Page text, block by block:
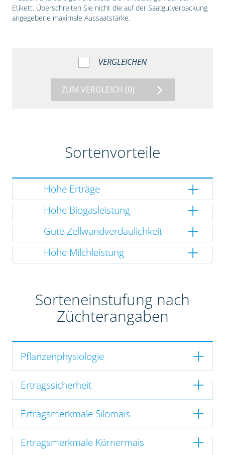
Etikett. Überschreiten Sie nicht die auf der Saatgutverpackung
angegebene maximale Aussaatstärke.
VERGLEICHEN
ZUM VERGLEICH (0)
Sortenvorteile
Hohe Erträge
Hohe Biogasleistung
Gute Zellwandverdaulichkeit
Hohe Milchleistung
Sorteneinstufung nach
Züchterangaben
Pflanzenphysiologie
Ertragssicherheit
Ertragsmerkmale Silomais
Ertragsmerkmale Körnermais